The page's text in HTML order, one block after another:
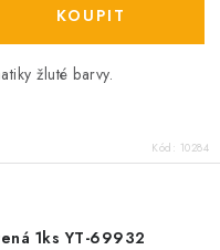
žluté barvy.
Kód: 10284
1ks YT-69932